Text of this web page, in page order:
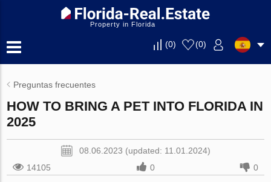
Property in Florida
(0) (0)
Preguntas frecuentes
HOW TO BRING A PET INTO FLORIDA IN
2025
08.06.2023 (updated: 11.01.2024)
14105
0 0